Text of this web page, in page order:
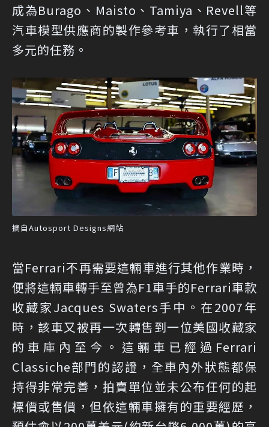
成為Burago、Maisto、Tamiya、Revell等
汽車模型供應商的製作參考車，執行了相當
多元的任務。
摘自Autosport Designs網站
當Ferrari不再需要這輛車進行其他作業時，
便將這輛車轉手至曾為F1車手的Ferrari車款
收藏家Jacques Swaters手中。在2007年
時，該車又被再一次轉售到一位美國收藏家
的車庫內至今。這輛車已經過Ferrari
Classiche部門的認證，全車內外狀態都保
持得非常完善，拍賣單位並未公布任何的起
標價或售價，但依這輛車擁有的重要經歷，